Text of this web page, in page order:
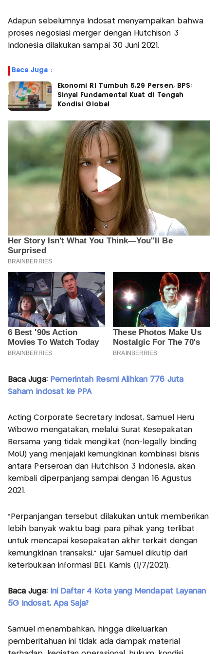
Adapun sebelumnya Indosat menyampaikan bahwa
proses negosiasi merger dengan Hutchison 3
Indonesia dilakukan sampai 30 Juni 2021.
Baca Juga :
Ekonomi RI Tumbuh 5,29 Persen, BPS:
Sinyal Fundamental Kuat di Tengah
Kondisi Global
Baca Juga: Pemerintah Resmi Alihkan 776 Juta
Saham Indosat ke PPA
Acting Corporate Secretary Indosat, Samuel Heru
Wibowo mengatakan, melalui Surat Kesepakatan
Bersama yang tidak mengikat (non-legally binding
MoU) yang menjajaki kemungkinan kombinasi bisnis
antara Perseroan dan Hutchison 3 Indonesia, akan
kembali diperpanjang sampai dengan 16 Agustus
2021.
"Perpanjangan tersebut dilakukan untuk memberikan
lebih banyak waktu bagi para pihak yang terlibat
untuk mencapai kesepakatan akhir terkait dengan
kemungkinan transaksi," ujar Samuel dikutip dari
keterbukaan informasi BEI, Kamis (1/7/2021).
Baca Juga: Ini Daftar 4 Kota yang Mendapat Layanan
5G Indosat, Apa Saja?
Samuel menambahkan, hingga dikeluarkan
pemberitahuan ini tidak ada dampak material